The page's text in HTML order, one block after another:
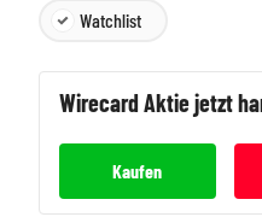
Watchlist
WirecardAktie jetzt
Kaufen